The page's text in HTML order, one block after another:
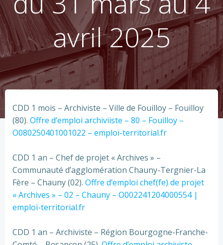
avril 2025
CDD 1 mois – Archiviste – Ville de Fouilloy – Fouilloy
(80). Offre d’emploi archiviiste – 80 – Fouilloy –
O080250401001022 – emploi-territorial.fr
CDD 1 an – Chef de projet « Archives » –
Communauté d’agglomération Chauny-Tergnier-La
Fère – Chauny (02). Offre d’emploi chef(fe) de projet
« Archives » – 02 – Chauny – O002241204000554 |
emploi-territorial.fr
CDD 1 an – Archiviste – Région Bourgogne-Franche-